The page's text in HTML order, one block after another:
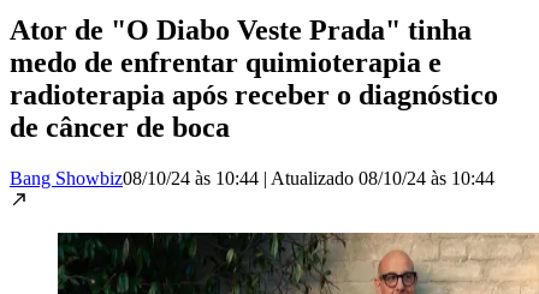
Ator de "O Diabo Veste Prada" tinha
medo de enfrentar quimioterapia e
radioterapia após receber o diagnóstico
de câncer de boca
Bang Showbiz08/10/24 às 10:44 | Atualizado 08/10/24 às 10:44